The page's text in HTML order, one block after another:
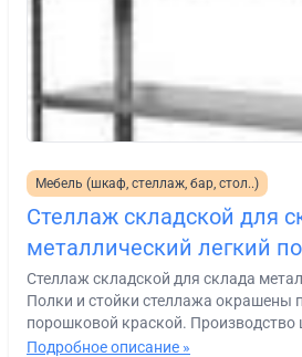
Мебель (шкаф, стеллаж, бар, стол..)
Стеллаж складской для
металлический легкий
Стеллаж складской для склада
Полки и стойки стеллажа окрашены
порошковой краской. Производство
Подробное описание »